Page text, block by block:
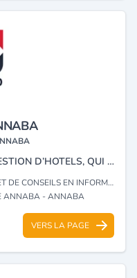
HOTELO EST UN LOGICIEL DE GESTION D’HOTELS, QUI PREND EN CHARGE PLUSIEURS FONCTIONNALITES.
EN INFORMATIQUE (CONSULTING)
ANNABA - ANNABA
VERS LA PAGE